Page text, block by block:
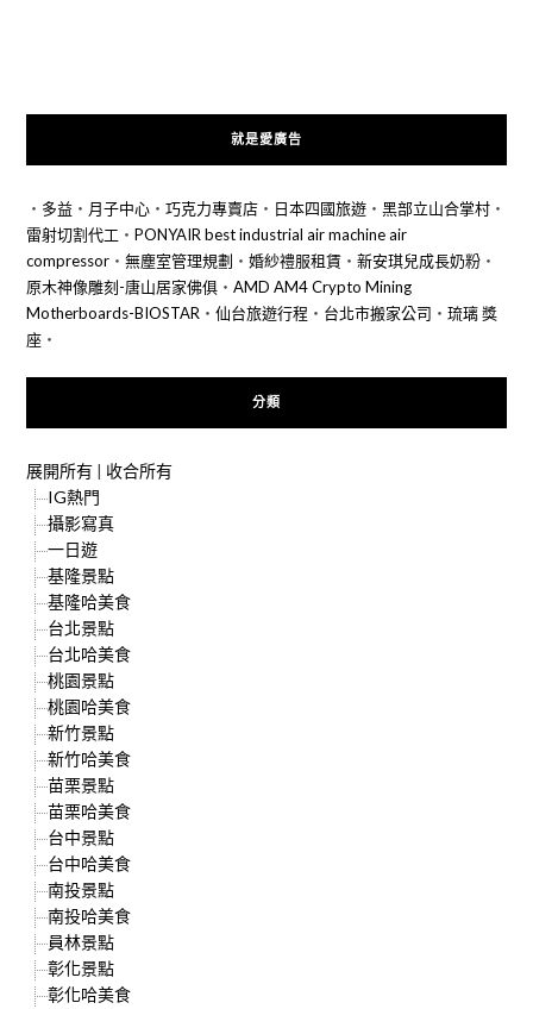
就是愛廣告
‧ 多益‧ 月子中心‧ 巧克力專賣店‧ 日本四國旅遊‧ 黑部立山合掌村‧
雷射切割代工 ‧ PONYAIR best industrial air machine air
compressor‧ 無塵室管理規劃 ‧ 婚紗禮服租賃‧ 新安琪兒成長奶粉‧
原木神像雕刻-唐山居家佛俱‧ AMD AM4 Crypto Mining
Motherboards-BIOSTAR ‧ 仙台旅遊行程 ‧ 台北市搬家公司 ‧ 琉璃 獎
座‧
分類
展開所有| 收合所有
IG熱門
攝影寫真
一日遊
基隆景點
基隆哈美食
台北景點
台北哈美食
桃園景點
桃園哈美食
新竹景點
新竹哈美食
苗栗景點
苗栗哈美食
台中景點
台中哈美食
南投景點
南投哈美食
員林景點
彰化景點
彰化哈美食